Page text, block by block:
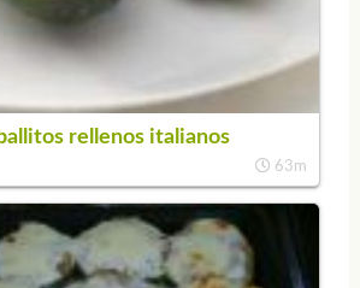
rellenos italianos
63m